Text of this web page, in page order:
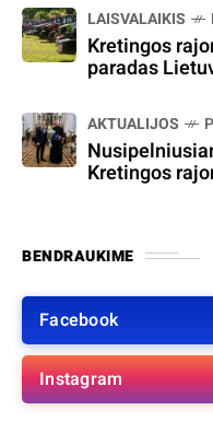
LAISVALAIKIS
Kretingos
paradas
AKTUALIJOS
Kretingos
BENDRAUKIME
Facebook
Instagram